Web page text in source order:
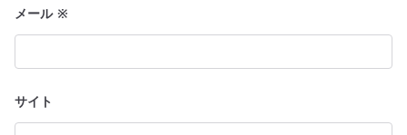
メール ※
サイト